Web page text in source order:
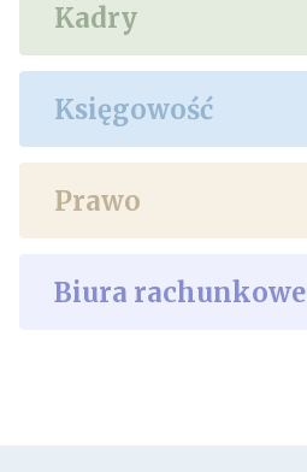
Kadry
Księgowość
Prawo
Biura rachunkowe